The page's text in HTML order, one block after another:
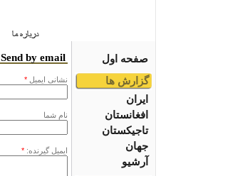
صفحه اول
گزارش ها
ایران
افغانستان
تاجیکستان
جهان
آرشیو
Send by email
نشانى ايميل *
نام شما
ایمیل گیرنده: *